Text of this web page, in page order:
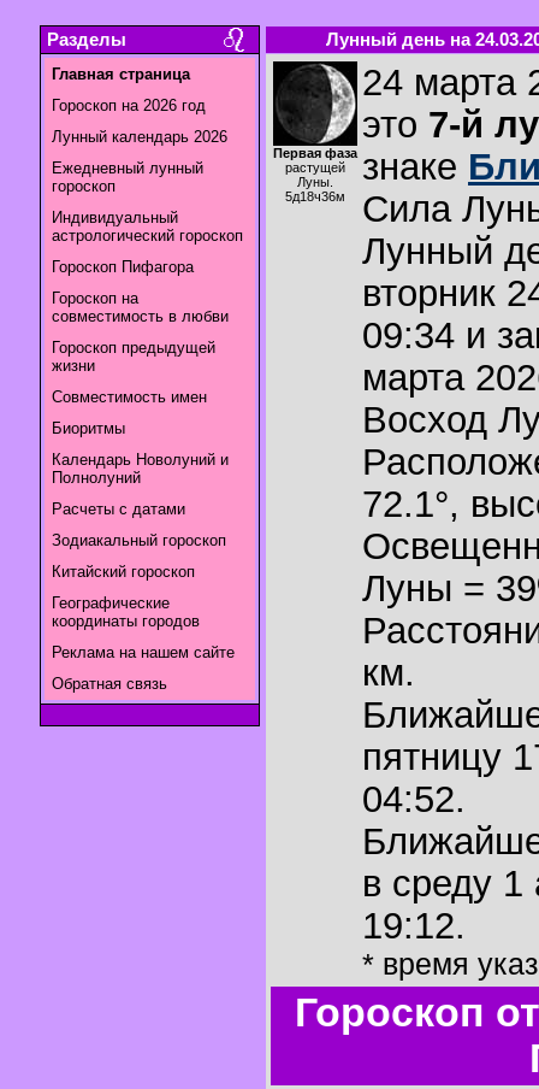
Разделы
Главная страница
Гороскоп на 2026 год
Лунный календарь 2026
Ежедневный лунный
гороскоп
Индивидуальный
астрологический гороскоп
Гороскоп Пифагора
Гороскоп на
совместимость в любви
Гороскоп предыдущей
жизни
Совместимость имен
Биоритмы
Календарь Новолуний и
Полнолуний
Расчеты с датами
Зодиакальный гороскоп
Китайский гороскоп
Географические
координаты городов
Реклама на нашем сайте
Обратная связь
Лунный день на
Первая фаза
растущей
Луны.
5д18ч36м
24 марта
это 7-й
знаке
Сила
Лунный
вторник
09:34 и
марта
Восход
72.1°,
Луны =
км.
пятницу
04:52.
в среду 1
19:12.
* время
Гороскоп